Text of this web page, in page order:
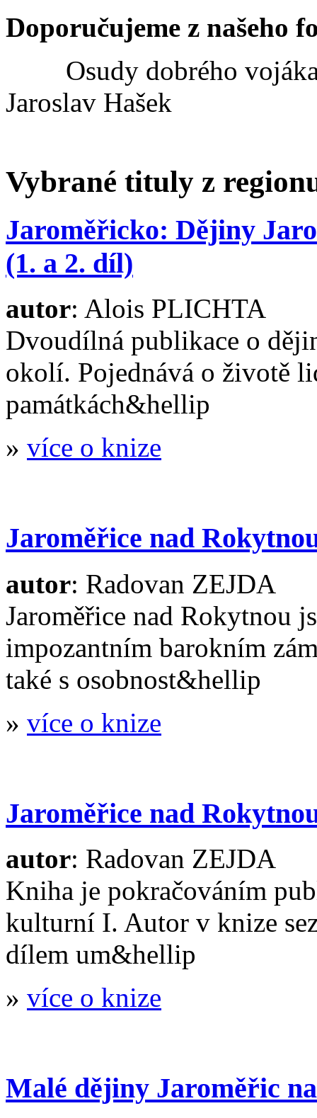
Doporučujeme z našeho
Osudy dobrého
Jaroslav Hašek
Vybrané tituly z
Jaroměřicko: Dějiny
(1. a 2. díl)
autor: Alois PLICHTA
Dvoudílná publikace o
okolí. Pojednává o životě
památkách&hellip
» více o knize
Jaroměřice nad
autor: Radovan ZEJDA
Jaroměřice nad Rokytnou
impozantním barokním
také s osobnost&hellip
» více o knize
Jaroměřice nad
autor: Radovan ZEJDA
Kniha je pokračováním
kulturní I. Autor v knize
dílem um&hellip
» více o knize
Malé dějiny Jaroměřic